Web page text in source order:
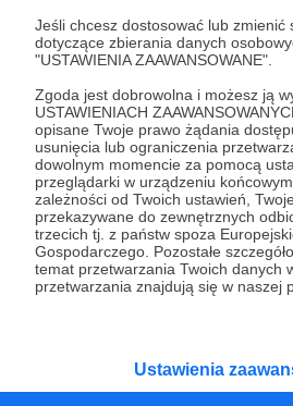
Jeśli chcesz dostosować lub zmienić
dotyczące zbierania danych
"USTAWIENIA ZAAWANSOWANE".
Zgoda jest dobrowolna i możesz ją
USTAWIENIACH
opisane Twoje prawo żądania
usunięcia lub ograniczenia
dowolnym momencie za pomocą
przeglądarki w urządzeniu
zależności od Twoich ustawień,
przekazywane do zewnętrznych
trzecich tj. z państw spoza
Gospodarczego. Pozostałe
temat przetwarzania Twoich danych
przetwarzania znajdują się w naszej
Ustawienia
Pozostań na
Kategorie
O Patronite
Dodatkowe produkty
Pomoc